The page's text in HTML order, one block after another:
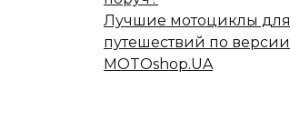
Лучшие мотоциклы для
путешествий по версии
MOTOshop.UA